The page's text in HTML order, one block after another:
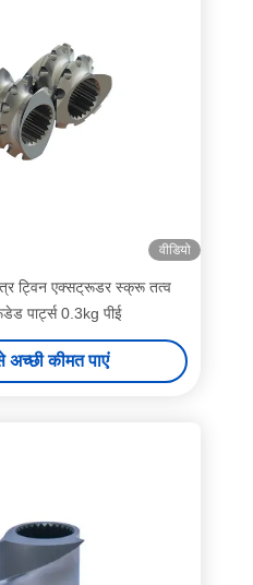
वीडियो
ट्विन एक्सट्रूडर स्क्रू तत्व
पार्ट्स 0.3kg पीई
कीमत पाएं